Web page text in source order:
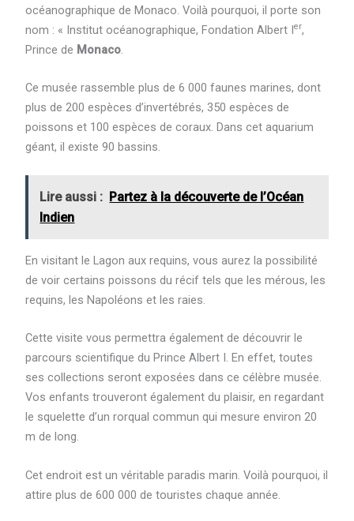
océanographique de Monaco. Voilà pourquoi, il porte son
nom : « Institut océanographique, Fondation Albert Ier,
Prince de Monaco.
Ce musée rassemble plus de 6 000 faunes marines, dont
plus de 200 espèces d’invertébrés, 350 espèces de
poissons et 100 espèces de coraux. Dans cet aquarium
géant, il existe 90 bassins.
Lire aussi : Partez à la découverte de l’Océan
Indien
En visitant le Lagon aux requins, vous aurez la possibilité
de voir certains poissons du récif tels que les mérous, les
requins, les Napoléons et les raies.
Cette visite vous permettra également de découvrir le
parcours scientifique du Prince Albert I. En effet, toutes
ses collections seront exposées dans ce célèbre musée.
Vos enfants trouveront également du plaisir, en regardant
le squelette d’un rorqual commun qui mesure environ 20
m de long.
Cet endroit est un véritable paradis marin. Voilà pourquoi, il
attire plus de 600 000 de touristes chaque année.